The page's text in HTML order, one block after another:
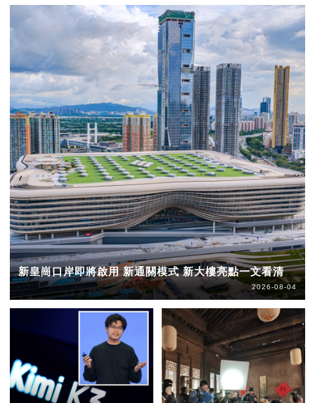
新皇崗口岸即將啟用 新通關模式 新大樓亮點一文看清
2026-08-04